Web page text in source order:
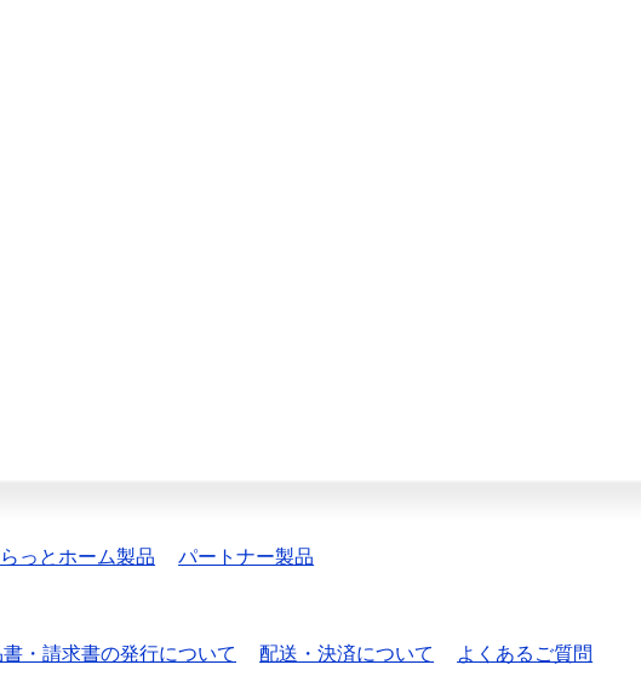
っとホーム製品 パートナー製品
・請求書の発行について 配送・決済について
よくあるご質問